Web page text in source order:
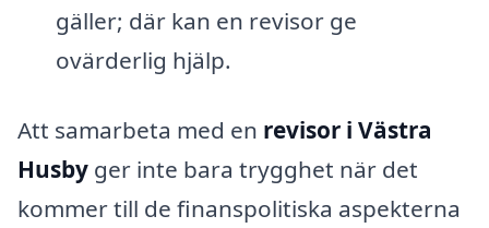
gäller; där kan en revisor ge
ovärderlig hjälp.
Att samarbeta med en revisor i Västra
Husby ger inte bara trygghet när det
kommer till de finanspolitiska aspekterna